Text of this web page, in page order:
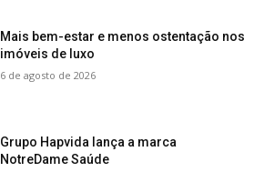
Mais bem-estar e menos ostentação nos
imóveis de luxo
6 de agosto de 2026
Grupo Hapvida lança a marca
NotreDame Saúde